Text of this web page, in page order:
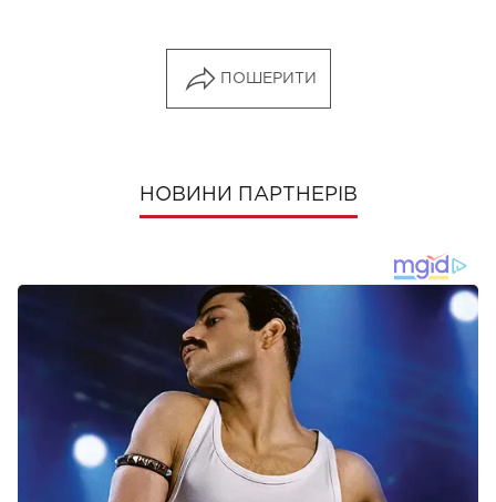
ПОШЕРИТИ
НОВИНИ ПАРТНЕРІВ